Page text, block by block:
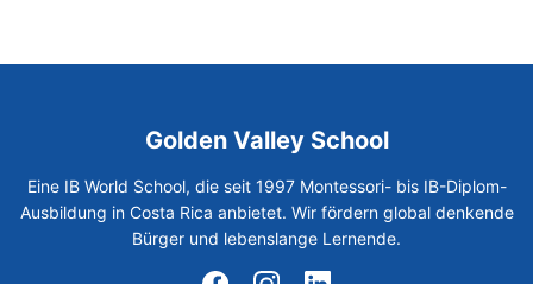
Golden Valley School
Eine IB World School, die seit 1997 Montessori- bis IB-Diplom-
Ausbildung in Costa Rica anbietet. Wir fördern global denkende
Bürger und lebenslange Lernende.